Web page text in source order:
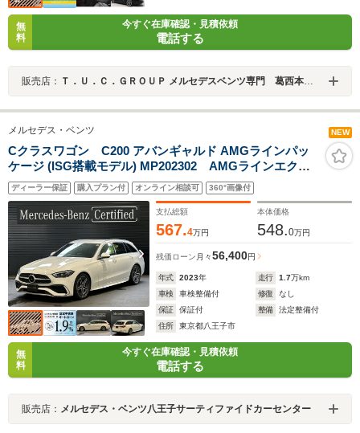
無
料
今すぐ在庫確認・見積依頼
電話する
販売店： Ｔ．Ｕ．Ｃ．ＧＲＯＵＰ メルセデスベンツ専門 葛西本店／（株）ティーユーシー
メルセデス・ベンツ NEW
Cクラスワゴン C200 アバンギャルド AMGラインパッ
ケージ (ISG搭載モデル) MP202302 AMGラインエクス
テリア/AMGラインインテリア/ヘッドアップディスプレ
イ/ARナビゲーションシステム/18インチAMG5スポーク
ホイール/本革ステアリング/レーダーセーフティパッケー
ジ/認定中古車
ディーラー保証 購入プラン付 オンライン相談可 360°画像付
支払総額
567.4万円
本体価格
548.0万円
残価ローン 月々56,400円
年式 2023年 走行 1.7万km
車検
車検整備付 修復
なし
保証
保証付 整備
法定整備付
住所
東京都八王子市
無
料
今すぐ在庫確認・見積依頼
電話する
販売店： メルセデス・ベンツ八王子サーティファイドカーセンター